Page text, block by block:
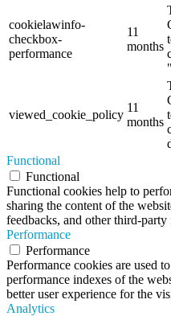
cookielawinfo-
checkbox-
performance
11
months
viewed_cookie_policy
11
months
Functional
Functional
Functional cookies help to
sharing the content of the
feedbacks, and other third-party
Performance
Performance
Performance cookies are used
performance indexes of the
better user experience for the
Analytics